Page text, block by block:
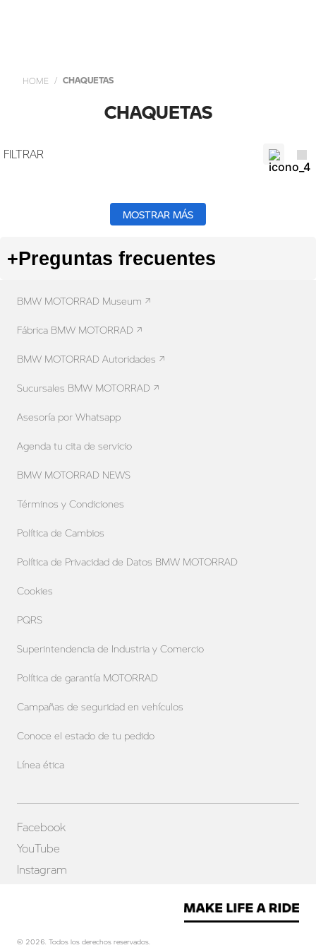
CHAQUETAS
CHAQUETAS
MOSTRAR MÁS
+Preguntas frecuentes
BMW MOTORRAD Museum ↗
Fábrica BMW MOTORRAD ↗
BMW MOTORRAD Autoridades ↗
Sucursales BMW MOTORRAD ↗
Asesoría por Whatsapp
Agenda tu cita de servicio
BMW MOTORRAD NEWS
Términos y Condiciones
Política de Cambios
Política de Privacidad de Datos BMW MOTORRAD
Cookies
PQRS
Superintendencia de Industria y Comercio
Política de garantía MOTORRAD
Campañas de seguridad en vehículos
Conoce el estado de tu pedido
Línea ética
Facebook
YouTube
Instagram
© 2026. Todos los derechos reservados.